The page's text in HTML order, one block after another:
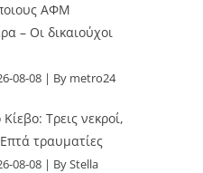
ΑΦΜ
– Οι δικαιούχοι
08-08 By metro24
Τρεις νεκροί,
τραυματίες
08-08
By Stella